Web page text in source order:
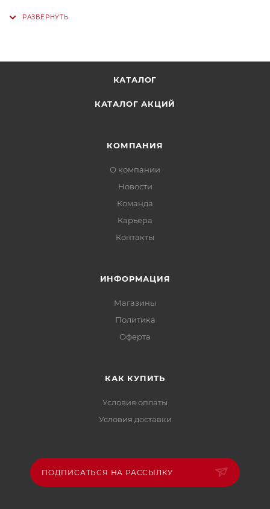
КАТАЛОГ
КАТАЛОГ АКЦИЙ
КОМПАНИЯ
О компании
Новости
Команда
Карьера
Контакты
ИНФОРМАЦИЯ
Магазины
Политика
Офертa
КАК КУПИТЬ
Условия оплаты
Условия доставки
ПОДПИСАТЬСЯ НА РАССЫЛКУ